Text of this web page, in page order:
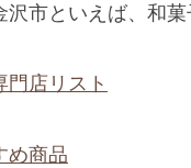
市といえば、和菓
店リスト
め商品